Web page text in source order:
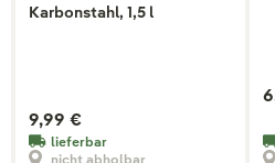
Karbonstahl, 1,5 l
9,99 €
lieferbar
nicht abholbar